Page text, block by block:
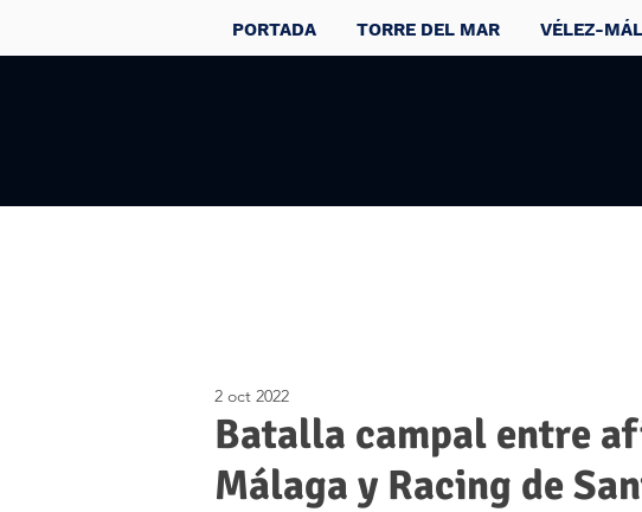
PORTADA TORRE DEL MAR VÉLEZ-
Batalla campal entre
Málaga y Racing de
2 oct 2022